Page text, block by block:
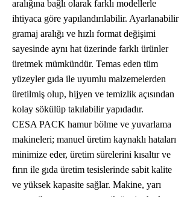
aralığına bağlı olarak farklı modellerle
ihtiyaca göre yapılandırılabilir. Ayarlanabilir
gramaj aralığı ve hızlı format değişimi
sayesinde aynı hat üzerinde farklı ürünler
üretmek mümkündür. Temas eden tüm
yüzeyler gıda ile uyumlu malzemelerden
üretilmiş olup, hijyen ve temizlik açısından
kolay sökülüp takılabilir yapıdadır.
CESA PACK hamur bölme ve yuvarlama
makineleri; manuel üretim kaynaklı hataları
minimize eder, üretim sürelerini kısaltır ve
fırın ile gıda üretim tesislerinde sabit kalite
ve yüksek kapasite sağlar. Makine, yarı